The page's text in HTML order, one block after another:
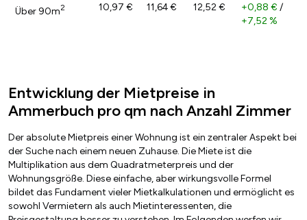
Über 90m2 10,97 € 11,64 € 12,52 € +0,88 € /
+7,52 %
Entwicklung der Mietpreise in
Ammerbuch pro qm nach Anzahl Zimmer
Der absolute Mietpreis einer Wohnung ist ein zentraler Aspekt bei
der Suche nach einem neuen Zuhause. Die Miete ist die
Multiplikation aus dem Quadratmeterpreis und der
Wohnungsgröße. Diese einfache, aber wirkungsvolle Formel
bildet das Fundament vieler Mietkalkulationen und ermöglicht es
sowohl Vermietern als auch Mietinteressenten, die